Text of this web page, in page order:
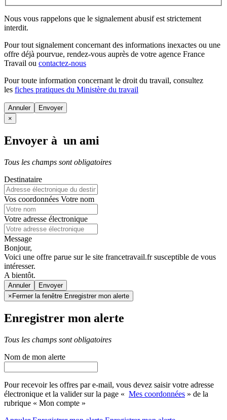
Nous vous rappelons que le signalement abusif est strictement
interdit.
Pour tout signalement concernant des informations inexactes ou une
offre déjà pourvue, rendez-vous auprès de votre agence France
Travail ou contactez-nous
Pour toute information concernant le droit du travail, consultez
les fiches pratiques du Ministère du travail
Annuler
×
Envoyer à un ami
Tous les champs sont obligatoires
Destinataire
Vos coordonnées Votre nom
Votre adresse électronique
Message
Bonjour,
Voici une offre parue sur le site francetravail.fr susceptible de vous
intéresser.
A bientôt.
Annuler
× Fermer la fenêtre Enregistrer mon alerte
Enregistrer mon alerte
Tous les champs sont obligatoires
Nom de mon alerte
Pour recevoir les offres par e-mail, vous devez saisir votre adresse
électronique et la valider sur la page « Mes coordonnées » de la
rubrique « Mon compte »